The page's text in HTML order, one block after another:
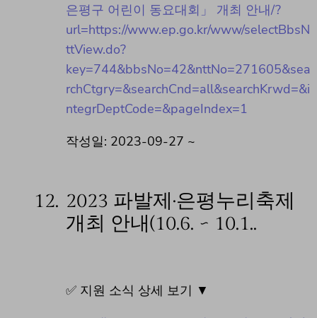
은평구 어린이 동요대회」 개최 안내/?
url=https://www.ep.go.kr/www/selectBbsN
ttView.do?
key=744&bbsNo=42&nttNo=271605&sea
rchCtgry=&searchCnd=all&searchKrwd=&i
ntegrDeptCode=&pageIndex=1
작성일: 2023-09-27 ~
12. 2023 파발제·은평누리축제
개최 안내(10.6. ~ 10.1..
✅ 지원 소식 상세 보기 ▼